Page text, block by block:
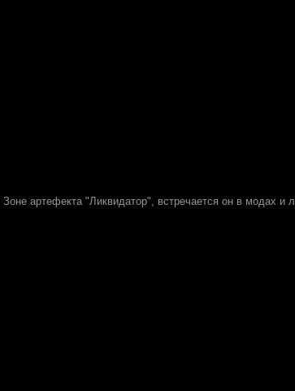
артефекта "Ликвидатор", встречается он в модах и